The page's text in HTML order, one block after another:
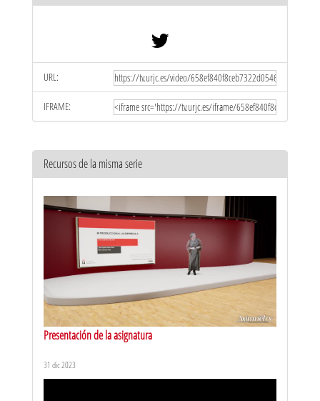
URL:
IFRAME:
Recursos de la misma serie
Presentación de la asignatura
31 dic 2023